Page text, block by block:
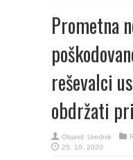
Prometna
reševalci
obdržati
Objavil: Urednik
25. 10. 2020